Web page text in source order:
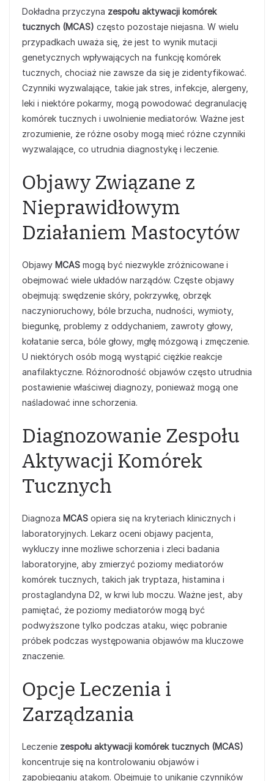
Dokładna przyczyna zespołu aktywacji komórek
tucznych (MCAS) często pozostaje niejasna. W wielu
przypadkach uważa się, że jest to wynik mutacji
genetycznych wpływających na funkcję komórek
tucznych, chociaż nie zawsze da się je zidentyfikować.
Czynniki wyzwalające, takie jak stres, infekcje, alergeny,
leki i niektóre pokarmy, mogą powodować degranulację
komórek tucznych i uwolnienie mediatorów. Ważne jest
zrozumienie, że różne osoby mogą mieć różne czynniki
wyzwalające, co utrudnia diagnostykę i leczenie.
Objawy Związane z
Nieprawidłowym
Działaniem Mastocytów
Objawy MCAS mogą być niezwykle zróżnicowane i
obejmować wiele układów narządów. Częste objawy
obejmują: swędzenie skóry, pokrzywkę, obrzęk
naczynioruchowy, bóle brzucha, nudności, wymioty,
biegunkę, problemy z oddychaniem, zawroty głowy,
kołatanie serca, bóle głowy, mgłę mózgową i zmęczenie.
U niektórych osób mogą wystąpić ciężkie reakcje
anafilaktyczne. Różnorodność objawów często utrudnia
postawienie właściwej diagnozy, ponieważ mogą one
naśladować inne schorzenia.
Diagnozowanie Zespołu
Aktywacji Komórek
Tucznych
Diagnoza MCAS opiera się na kryteriach klinicznych i
laboratoryjnych. Lekarz oceni objawy pacjenta,
wykluczy inne możliwe schorzenia i zleci badania
laboratoryjne, aby zmierzyć poziomy mediatorów
komórek tucznych, takich jak tryptaza, histamina i
prostaglandyna D2, w krwi lub moczu. Ważne jest, aby
pamiętać, że poziomy mediatorów mogą być
podwyższone tylko podczas ataku, więc pobranie
próbek podczas występowania objawów ma kluczowe
znaczenie.
Opcje Leczenia i
Zarządzania
Leczenie zespołu aktywacji komórek tucznych (MCAS)
koncentruje się na kontrolowaniu objawów i
zapobieganiu atakom. Obejmuje to unikanie czynników